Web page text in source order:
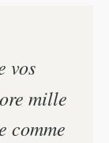
vos
mille
comme